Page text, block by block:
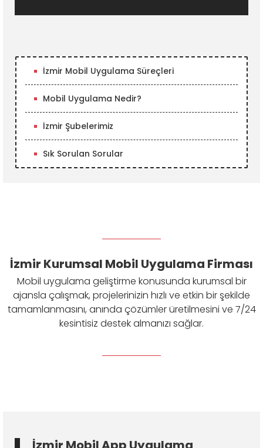
İzmir Mobil Uygulama Süreçleri
Mobil Uygulama Nedir?
İzmir Şubelerimiz
Sık Sorulan Sorular
İzmir Kurumsal Mobil Uygulama Firması
Mobil uygulama geliştirme konusunda kurumsal bir
ajansla çalışmak, projelerinizin hızlı ve etkin bir şekilde
tamamlanmasını, anında çözümler üretilmesini ve 7/24
kesintisiz destek almanızı sağlar.